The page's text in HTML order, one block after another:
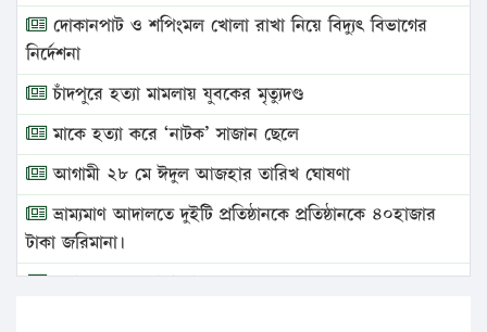
দোকানপাট ও শপিংমল খোলা রাখা নিয়ে বিদ্যুৎ বিভাগের
নির্দেশনা
চাঁদপুরে হত্যা মামলায় যুবকের মৃত্যুদণ্ড
মাকে হত্যা করে ‘নাটক’ সাজান ছেলে
আগামী ২৮ মে ঈদুল আজহার তারিখ ঘোষণা
ভ্রাম্যমাণ আদালতে দুইটি প্রতিষ্ঠানকে প্রতিষ্ঠানকে ৪০হাজার
টাকা জরিমানা।
এবার লঞ্চের ভাড়া বাড়ল